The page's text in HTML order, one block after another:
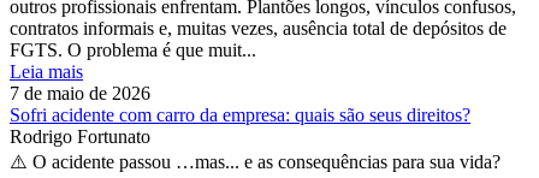
outros profissionais enfrentam. Plantões longos, vínculos confusos,
contratos informais e, muitas vezes, ausência total de depósitos de
FGTS. O problema é que muit...
Leia mais
7 de maio de 2026
Sofri acidente com carro da empresa: quais são seus direitos?
Rodrigo Fortunato
⚠️ O acidente passou …mas... e as consequências para sua vida?